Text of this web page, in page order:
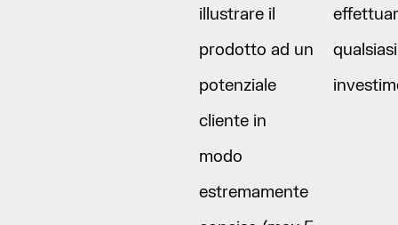
illustrare il
prodotto ad un
potenziale
cliente in
modo
estremamente
qualsiasi